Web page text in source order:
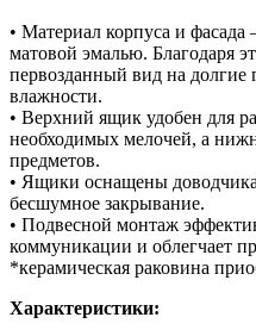
• Материал корпуса и
матовой эмалью. Благодаря
первозданный вид на
влажности.
• Верхний ящик удобен для
необходимых мелочей, а
предметов.
• Ящики оснащены
бесшумное закрывание.
• Подвесной монтаж
коммуникации и облегчает
*керамическая раковина
Характеристики: